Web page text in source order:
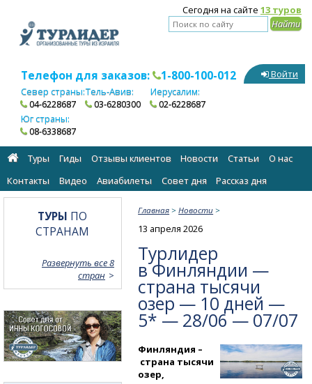
Сегодня на сайте 13 туров
Телефон для заказов: 1-800-100-012
Север страны:
04-6228687
Тель-Авив:
03-6280300
Иерусалим:
02-6228687
Юг страны:
08-6338687
Войти
Туры Гиды Отзывы клиентов Новости Статьи
О нас
Контакты
Видео Авиабилеты Cовет дня Рассказ дня
Главная >Новости >
13 апреля 2026
Турлидер
в Финляндии —
страна тысячи
озер — 10 дней —
5* — 28/06 — 07/07
Финляндия –
страна тысячи
озер,
ТУРЫ ПО
СТРАНАМ
Развернуть все 8
стран